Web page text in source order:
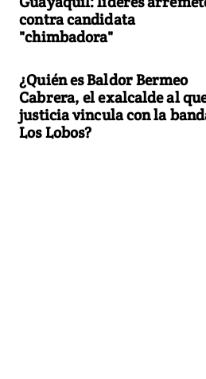
contra candidata
"chimbadora"
¿Quién es Baldor Bermeo
Cabrera, el exalcalde al
justicia vincula con la
Los Lobos?